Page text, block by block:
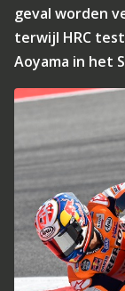
geval worden
terwijl HRC
Aoyama in het